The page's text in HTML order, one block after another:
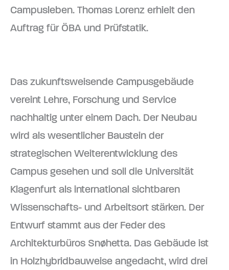
Campusleben. Thomas Lorenz erhielt den
Auftrag für ÖBA und Prüfstatik.
Das zukunftsweisende Campusgebäude
vereint Lehre, Forschung und Service
nachhaltig unter einem Dach. Der Neubau
wird als wesentlicher Baustein der
strategischen Weiterentwicklung des
Campus gesehen und soll die Universität
Klagenfurt als international sichtbaren
Wissenschafts- und Arbeitsort stärken. Der
Entwurf stammt aus der Feder des
Architekturbüros Snøhetta. Das Gebäude ist
in Holzhybridbauweise angedacht, wird drei